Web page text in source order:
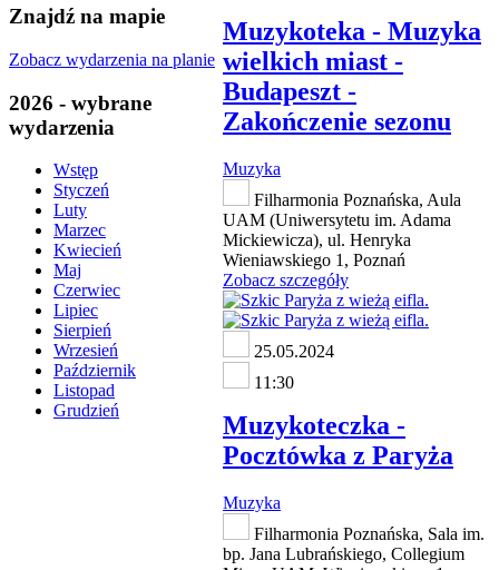
Znajdź na mapie
Zobacz wydarzenia na planie
2026 - wybrane
wydarzenia
Wstęp
Styczeń
Luty
Marzec
Kwiecień
Maj
Czerwiec
Lipiec
Sierpień
Wrzesień
Październik
Listopad
Grudzień
Muzykoteka - Muzyka
wielkich miast -
Budapeszt -
Zakończenie sezonu
Muzyka
Filharmonia Poznańska, Aula
UAM (Uniwersytetu im. Adama
Mickiewicza), ul. Henryka
Wieniawskiego 1, Poznań
Zobacz szczegóły
25.05.2024
11:30
Muzykoteczka -
Pocztówka z Paryża
Muzyka
Filharmonia Poznańska, Sala im.
bp. Jana Lubrańskiego, Collegium